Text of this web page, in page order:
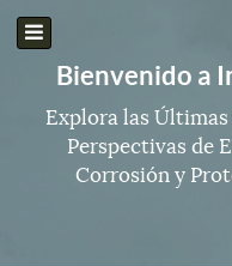
Bienvenido a
Explora las
Perspectivas de
Corrosión y